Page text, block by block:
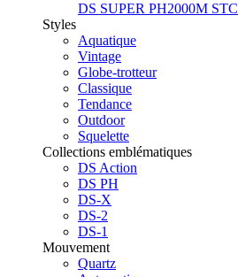
DS SUPER PH2000M STC
Styles
Aquatique
Vintage
Globe-trotteur
Classique
Tendance
Outdoor
Squelette
Collections emblématiques
DS Action
DS PH
DS-X
DS-2
DS-1
Mouvement
Quartz